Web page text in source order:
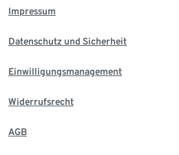
Impressum
Datenschutz und Sicherheit
Einwilligungsmanagement
Widerrufsrecht
AGB